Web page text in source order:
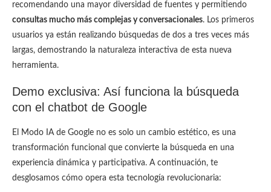
recomendando una mayor diversidad de fuentes y permitiendo
consultas mucho más complejas y conversacionales. Los primeros
usuarios ya están realizando búsquedas de dos a tres veces más
largas, demostrando la naturaleza interactiva de esta nueva
herramienta.
Demo exclusiva: Así funciona la búsqueda
con el chatbot de Google
El Modo IA de Google no es solo un cambio estético, es una
transformación funcional que convierte la búsqueda en una
experiencia dinámica y participativa. A continuación, te
desglosamos cómo opera esta tecnología revolucionaria: